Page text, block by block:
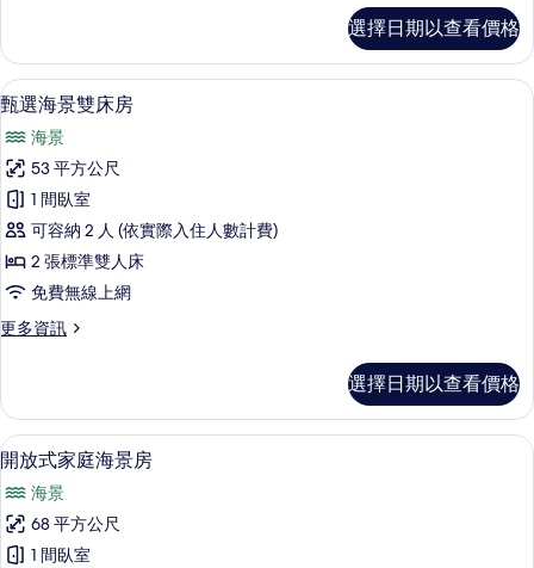
所
有
相
片
海
景
大
房
的
詳
情
選擇日期以查看價格
顯
示
甄
選
海
景
雙
床
房
所
有
相
片
迷你吧、客房內保險箱、遮光布/窗簾
5
甄選海景雙床房
海景
53 平方公尺
1 間臥室
可容納 2 人 (依實際入住人數計費)
2 張標準雙人床
免費無線上網
更多資訊
更
海
景
雙
床
房
的
詳
情
選擇日期以查看價格
顯
示
開
放
開放式家庭海景房 | 迷你吧、客房內
5
開放式家庭海景房
海景
68 平方公尺
1 間臥室